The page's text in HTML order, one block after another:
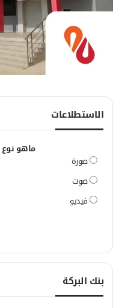
الاستطلاعات
ماهو نوع
صورة
صوت
فيديو
بنك البركة